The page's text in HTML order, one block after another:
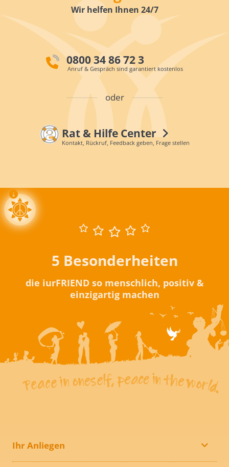
Wir helfen Ihnen 24/7
0800 34 86 72 3
Anruf & Gespräch sind garantiert kostenlos
oder
Rat & Hilfe Center
Kontakt, Rückruf, Feedback geben, Frage stellen
5 Besonderheiten
die iurFRIEND so menschlich, positiv &
einzigartig machen
Ihr Anliegen